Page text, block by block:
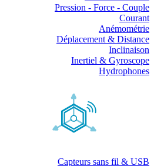
Pression - Force - Couple
Courant
Anémométrie
Déplacement & Distance
Inclinaison
Inertiel & Gyroscope
Hydrophones
Capteurs sans fil & USB